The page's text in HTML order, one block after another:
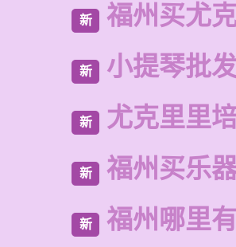
新 福州买尤
新 小提琴批
新 尤克里里
新 福州买乐
新 福州哪里